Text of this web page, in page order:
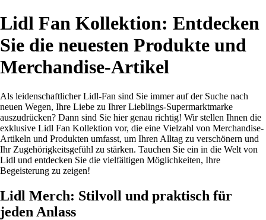
Lidl Fan Kollektion: Entdecken
Sie die neuesten Produkte und
Merchandise-Artikel
Als leidenschaftlicher Lidl-Fan sind Sie immer auf der Suche nach
neuen Wegen, Ihre Liebe zu Ihrer Lieblings-Supermarktmarke
auszudrücken? Dann sind Sie hier genau richtig! Wir stellen Ihnen die
exklusive Lidl Fan Kollektion vor, die eine Vielzahl von Merchandise-
Artikeln und Produkten umfasst, um Ihren Alltag zu verschönern und
Ihr Zugehörigkeitsgefühl zu stärken. Tauchen Sie ein in die Welt von
Lidl und entdecken Sie die vielfältigen Möglichkeiten, Ihre
Begeisterung zu zeigen!
Lidl Merch: Stilvoll und praktisch für
jeden Anlass